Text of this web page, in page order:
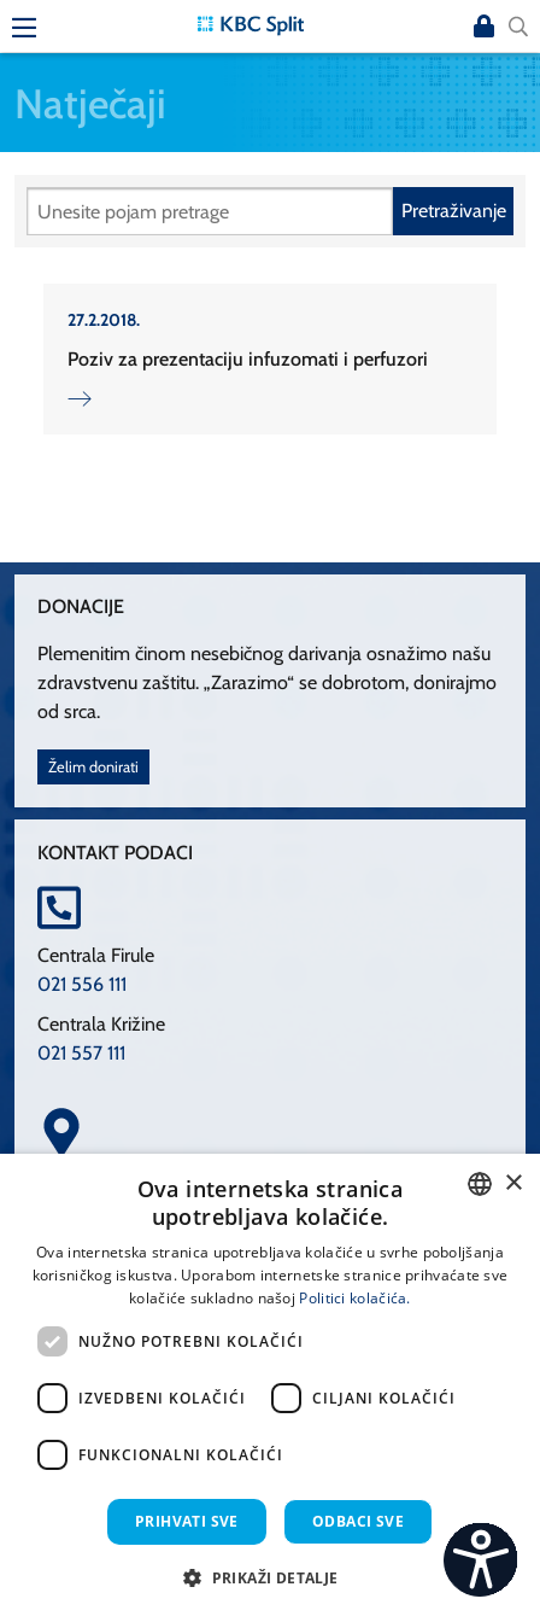
Natječaji
Pretraživanje
27.2.2018.
Poziv za prezentaciju infuzomati i perfuzori
DONACIJE
Plemenitim činom nesebičnog darivanja osnažimo našu
zdravstvenu zaštitu. „Zarazimo“ se dobrotom, donirajmo
od srca.
Želim donirati
KONTAKT PODACI
Centrala Firule
021 556 111
Centrala Križine
021 557 111
Spinčićeva 1, 21000 Split
LINKOVI
Uvjeti korištenja
CROATIAN
×
Ova internetska stranica
upotrebljava kolačiće.
Ova internetska stranica upotrebljava kolačiće u svrhe poboljšanja
korisničkog iskustva. Uporabom internetske stranice prihvaćate sve
kolačiće sukladno našoj Politici kolačića.
NUŽNO POTREBNI KOLAČIĆI
IZVEDBENI KOLAČIĆI CILJANI KOLAČIĆI
FUNKCIONALNI KOLAČIĆI
PRIHVATI SVE ODBACI SVE
PRIKAŽI DETALJE